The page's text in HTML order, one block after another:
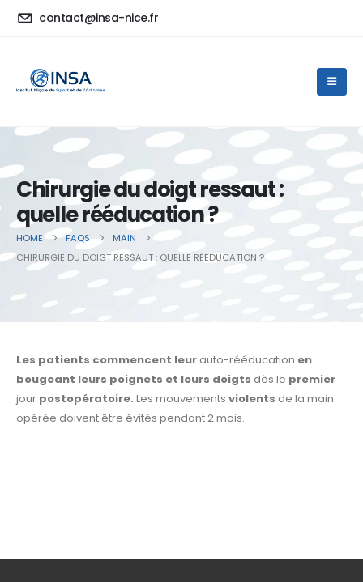
contact@insa-nice.fr
Chirurgie du doigt ressaut :
quelle rééducation ?
HOME FAQS
MAIN
CHIRURGIE DU DOIGT RESSAUT : QUELLE RÉÉDUCATION ?
Les patients commencent leur auto-rééducation en
bougeant leurs poignets et leurs doigts dès le premier
jour postopératoire. Les mouvements violents de la main
opérée doivent être évités pendant 2 mois.